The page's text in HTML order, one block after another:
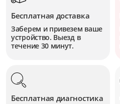
Бесплатная доставка
Заберем и привезем ваше
устройство. Выезд в
течение 30 минут.
Бесплатная диагностика